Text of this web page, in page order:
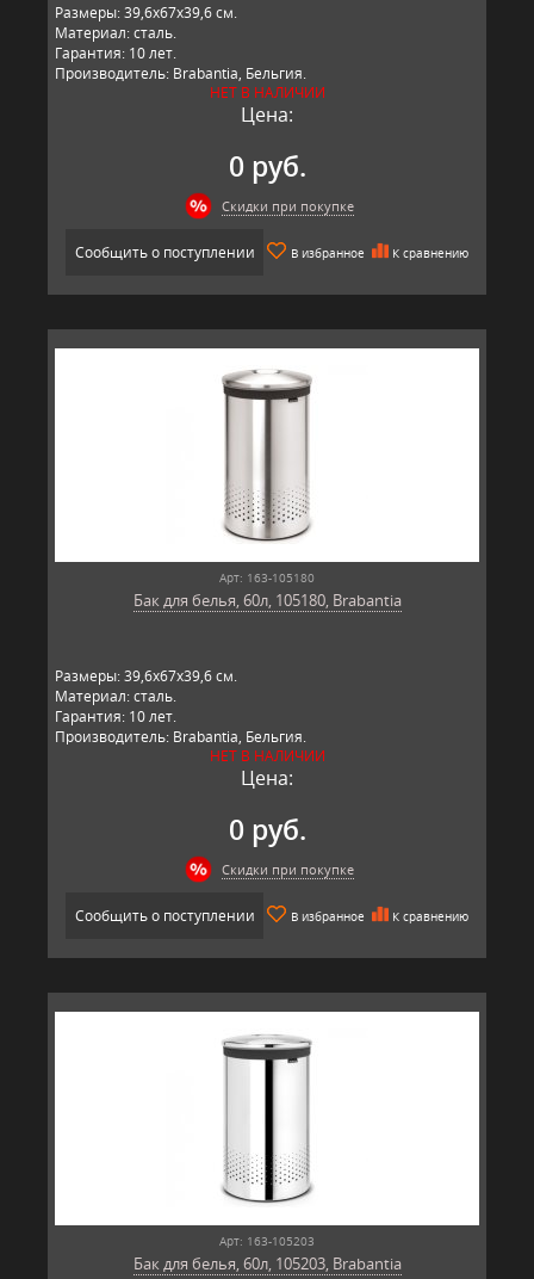
Размеры: 39,6х67х39,6 см.
Материал: сталь.
Гарантия: 10 лет.
Производитель: Brabantia, Бельгия.
НЕТ В НАЛИЧИИ
Цена:
0 руб.
Скидки при покупке
Сообщить о поступлении В избранное К сравнению
Арт: 163-105180
Бак для белья, 60л, 105180, Brabantia
Размеры: 39,6х67х39,6 см.
Материал: сталь.
Гарантия: 10 лет.
Производитель: Brabantia, Бельгия.
НЕТ В НАЛИЧИИ
Цена:
0 руб.
Скидки при покупке
Сообщить о поступлении В избранное К сравнению
Арт: 163-105203
Бак для белья, 60л, 105203, Brabantia